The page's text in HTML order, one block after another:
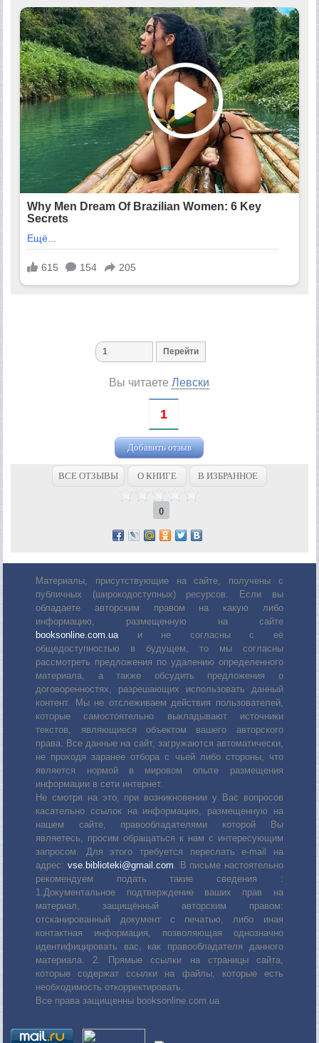
Вы читаетеЛевски
1
Добавить отзыв
ВСЕ ОТЗЫВЫ О КНИГЕ В ИЗБРАННОЕ
0
Материалы, присутствующие на сайте, получены с
публичных (широкодоступных) ресурсов. Если вы
обладаете авторским правом на какую либо
информацию, размещенную на сайте
booksonline.com.ua и не согласны с её
общедоступностью в будущем, то мы согласны
рассмотреть предложения по удалению определенного
материала, а также обсудить предложения о
договоренностях, разрешающих использовать данный
контент. Мы не отслеживаем действия пользователей,
которые самостоятельно выкладывают источники
текстов, являющиеся объектом вашего авторского
права. Все данные на сайт, загружаются автоматически,
не проходя заранее отбора с чьей либо стороны, что
является нормой в мировом опыте размещения
информации в сети интернет.
Не смотря на это, при возникновении у Вас вопросов
касательно ссылок на информацию, размещенную на
нашем сайте, правообладателями которой Вы
являетесь, просим обращаться к нам с интересующим
запросом. Для этого требуется переслать е-mail на
адрес: vse.biblioteki@gmail.com . В письме настоятельно
рекомендуем подать такие сведения :
1.Документальное подтверждение ваших прав на
материал, защищённый авторским правом:
отсканированный документ с печатью, либо иная
контактная информация, позволяющая однозначно
идентифицировать вас, как правообладателя данного
материала. 2. Прямые ссылки на страницы сайта,
которые содержат ссылки на файлы, которые есть
необходимость откорректировать.
Все права защищенны booksonline.com.ua